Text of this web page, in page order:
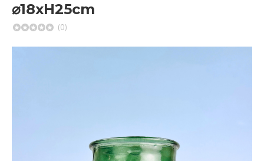
⌀18xH25cm
(0)